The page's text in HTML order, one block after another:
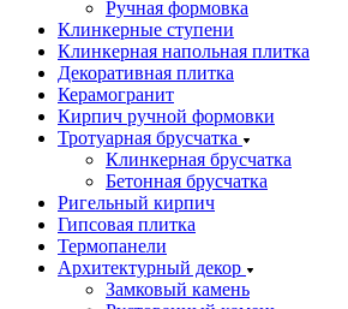
Ручная формовка
Клинкерные ступени
Клинкерная напольная плитка
Декоративная плитка
Керамогранит
Кирпич ручной формовки
Тротуарная брусчатка
Клинкерная брусчатка
Бетонная брусчатка
Ригельный кирпич
Гипсовая плитка
Термопанели
Архитектурный декор
Замковый камень